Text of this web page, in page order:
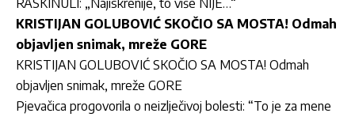
KRISTIJAN GOLUBOVIĆ SKOČIO SA MOSTA! Odmah
objavljen snimak, mreže GORE
KRISTIJAN GOLUBOVIĆ SKOČIO SA MOSTA! Odmah
objavljen snimak, mreže GORE
Pjevačica progovorila o neizlječivoj bolesti: “To je za mene